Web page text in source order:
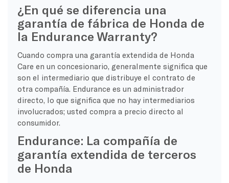
¿En qué se diferencia una
garantía de fábrica de Honda de
la Endurance Warranty?
Cuando compra una garantía extendida de Honda
Care en un concesionario, generalmente significa que
son el intermediario que distribuye el contrato de
otra compañía. Endurance es un administrador
directo, lo que significa que no hay intermediarios
involucrados; usted compra a precio directo al
consumidor.
Endurance: La compañía de
garantía extendida de terceros
de Honda